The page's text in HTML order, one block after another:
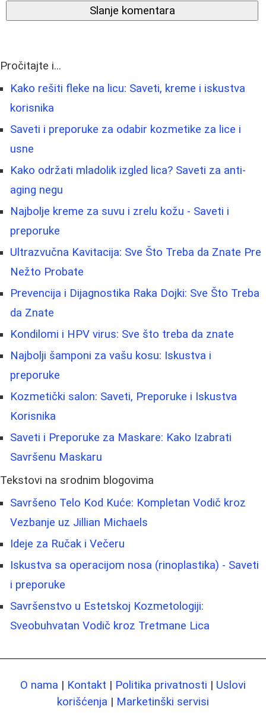
Slanje komentara
Pročitajte i...
Kako rešiti fleke na licu: Saveti, kreme i iskustva
korisnika
Saveti i preporuke za odabir kozmetike za lice i
usne
Kako održati mladolik izgled lica? Saveti za anti-
aging negu
Najbolje kreme za suvu i zrelu kožu - Saveti i
preporuke
Ultrazvučna Kavitacija: Sve Što Treba da Znate Pre
Nežto Probate
Prevencija i Dijagnostika Raka Dojki: Sve Što Treba
da Znate
Kondilomi i HPV virus: Sve što treba da znate
Najbolji šamponi za vašu kosu: Iskustva i
preporuke
Kozmetički salon: Saveti, Preporuke i Iskustva
Korisnika
Saveti i Preporuke za Maskare: Kako Izabrati
Savršenu Maskaru
Tekstovi na srodnim blogovima
Savršeno Telo Kod Kuće: Kompletan Vodič kroz
Vezbanje uz Jillian Michaels
Ideje za Ručak i Večeru
Iskustva sa operacijom nosa (rinoplastika) - Saveti
i preporuke
Savršenstvo u Estetskoj Kozmetologiji:
Sveobuhvatan Vodič kroz Tretmane Lica
O nama | Kontakt | Politika privatnosti | Uslovi
korišćenja | Marketinški servisi